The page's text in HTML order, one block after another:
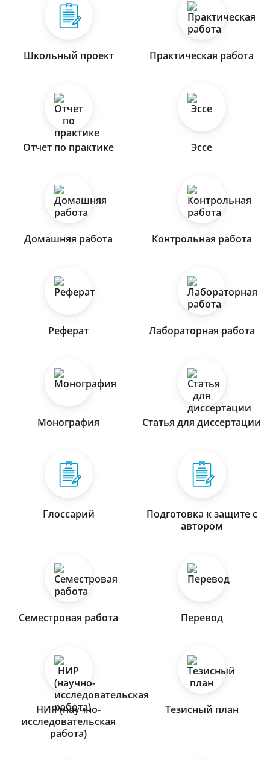
Школьный проект Практическая работа
Отчет по практике Эссе
Домашняя работа Контрольная работа
Реферат Лабораторная работа
Монография Статья для диссертации
Глоссарий
Подготовка к защите с
автором
Семестровая работа Перевод
НИР (научно-
исследовательская
работа)
Тезисный план